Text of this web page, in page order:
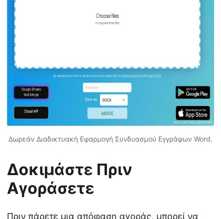
Δωρεάν Διαδικτυακή Εφαρμογή Συνδυασμού Εγγράφων Word.
Δοκιμάστε Πριν
Αγοράσετε
Πριν πάρετε μια απόφαση αγοράς, μπορεί να